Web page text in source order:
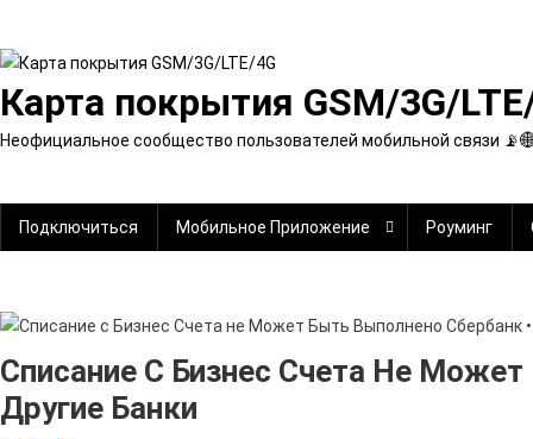
содержимому
Карта покрытия GSM/3G/
Неофициальное сообщество пользователей мобильной связи
Подключиться Мобильное Приложение Роуминг
Списание С Бизнес Счета Не
Другие Банки